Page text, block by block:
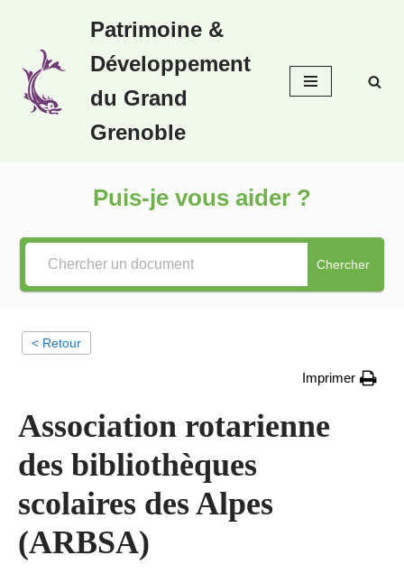
au
contenu
Patrimoine &
Développement
du Grand
Grenoble
Puis-je vous aider ?
Chercher
< Retour
Imprimer
Association rotarienne
des bibliothèques
scolaires des Alpes
(ARBSA)